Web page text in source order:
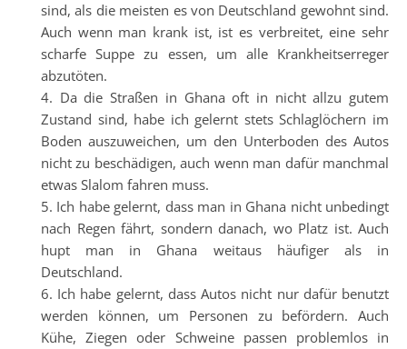
sind, als die meisten es von Deutschland gewohnt sind.
Auch wenn man krank ist, ist es verbreitet, eine sehr
scharfe Suppe zu essen, um alle Krankheitserreger
abzutöten.
Da die Straßen in Ghana oft in nicht allzu gutem
Zustand sind, habe ich gelernt stets Schlaglöchern im
Boden auszuweichen, um den Unterboden des Autos
nicht zu beschädigen, auch wenn man dafür manchmal
etwas Slalom fahren muss.
Ich habe gelernt, dass man in Ghana nicht unbedingt
nach Regen fährt, sondern danach, wo Platz ist. Auch
hupt man in Ghana weitaus häufiger als in
Deutschland.
Ich habe gelernt, dass Autos nicht nur dafür benutzt
werden können, um Personen zu befördern. Auch
Kühe, Ziegen oder Schweine passen problemlos in